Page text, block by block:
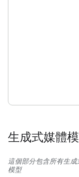
生成式媒體
這個部分包含所有生
模型